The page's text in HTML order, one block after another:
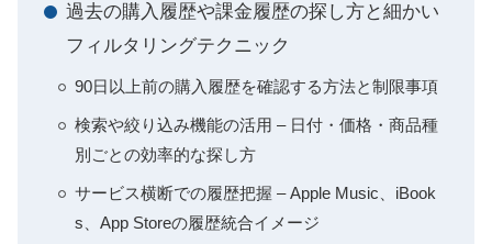
過去の購入履歴や課金履歴の探し方と細かい
フィルタリングテクニック
90日以上前の購入履歴を確認する方法と制限事項
検索や絞り込み機能の活用 – 日付・価格・商品種
別ごとの効率的な探し方
サービス横断での履歴把握 – Apple Music、iBook
s、App Storeの履歴統合イメージ